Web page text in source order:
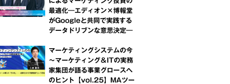
最適化―エディオン×博報堂
がGoogleと共同で実践する
データドリブンな意思決定―
マーケティングシステムの今
～マーケティング＆ITの実務
家集団が語る事業グロースへ
のヒント【vol.25】MAツー